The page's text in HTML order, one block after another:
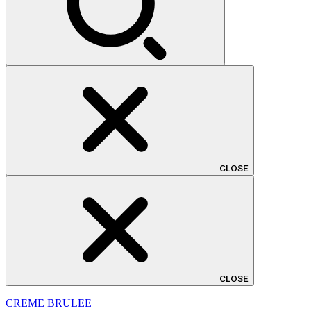
CLOSE
CLOSE
CREME BRULEE